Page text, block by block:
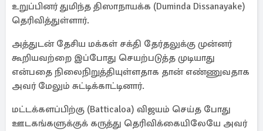
உறுப்பினர் துமிந்த திஸாநாயக்க (Duminda Dissanayake)
தெரிவித்துள்ளார்.
அத்துடன் தேசிய மக்கள் சக்தி தேர்தலுக்கு முன்னர்
கூறியவற்றை இப்போது செயற்படுத்த முடியாது
என்பதை நிலைநிறுத்தியுள்ளதாக தான் எண்ணுவதாக
அவர் மேலும் சுட்டிக்காட்டினார்.
மட்டக்களப்பிற்கு (Batticaloa) விஜயம் செய்த போது
ஊடகங்களுக்குக் கருத்து தெரிவிக்கையிலேயே அவர்